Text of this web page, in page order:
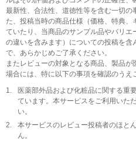
最新性、合法性、道徳性等を含む一切の
た、投稿当時の商品仕様（価格、特典
ていたり、当商品のサンプル品やバリ
の違いを含みます）についての投稿を
で、あらかじめご了承ください。
またレビューの対象となる商品、製品
場合には、特に以下の事項を確認のうえ
1.
医薬部外品および化粧品に関する重
ています。本サービスをご利用いた
い。
2.
本サービスのレビュー投稿者のほと
ん。